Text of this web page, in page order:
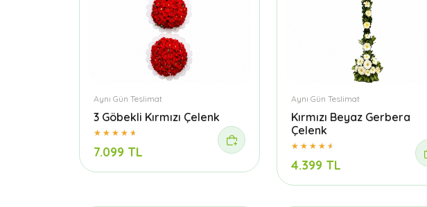
Aynı Gün Teslimat
3 Göbekli Kırmızı Çelenk
7.099 TL
Aynı Gün Teslimat
Kırmızı Beyaz Gerbera
Çelenk
4.399 TL